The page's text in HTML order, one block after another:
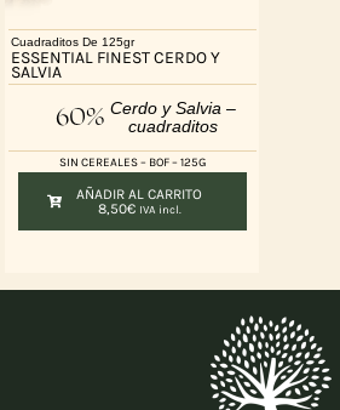
Cuadraditos De 125gr
ESSENTIAL FINEST CERDO Y
SALVIA
60% Cerdo y Salvia –
cuadraditos
SIN CEREALES – BOF – 125G
AÑADIR AL CARRITO
8,50€ IVA incl.